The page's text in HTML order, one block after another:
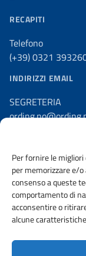
Per fornire le
per memorizzare e/
consenso a queste
comportamento di
acconsentire o
alcune
RECAPITI
Telefono
(+39) 0321
INDIRIZZI EMAIL
SEGRETERIA
AMMINISTRAZIONE
DICHIARAZIONE DI